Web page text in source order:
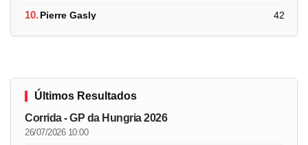
10.Pierre Gasly 42
Últimos Resultados
Corrida - GP da Hungria 2026
26/07/2026 10:00